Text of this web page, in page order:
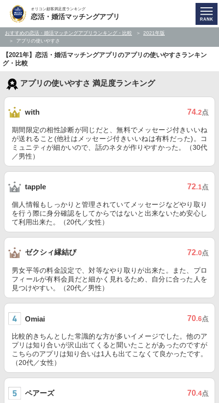
オリコン顧客満足度ランキング
恋活・婚活マッチングアプリ
おすすめの恋活・婚活マッチングアプリランキング・比較
2021年版
アプリの使いやすさ
【2021年】恋活・婚活マッチングアプリのアプリの使いやすさランキン
グ・比較
アプリの使いやすさ 満足度ランキング
with 74.2点
期間限定の相性診断が同じだと、無料でメッセージ付きいいね
が送れること(他社はメッセージ付きいいねは有料だった)。コ
ミュニティが細かいので、話のネタが作りやすかった。（30代
／男性）
tapple 72.1点
個人情報もしっかりと管理されていてメッセージなどやり取り
を行う際に身分確認をしてからではないと出来ないため安心し
て利用出来た。（20代／女性）
ゼクシィ縁結び 72.0点
男女平等の料金設定で、対等なやり取りが出来た。また、プロ
フィールが有料会員だと細かく見れるため、自分に合った人を
見つけやすい。（20代／男性）
Omiai 70.6点
比較的きちんとした常識的な方が多いイメージでした。他のア
プリは知り合いが沢山出てくると聞いたことがあったのですが
こちらのアプリは知り合いは1人も出てこなくて良かったです。
（20代／女性）
ペアーズ 70.4点